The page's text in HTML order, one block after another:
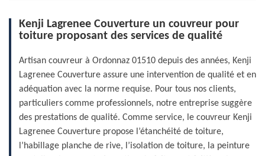
Kenji Lagrenee Couverture un couvreur pour
toiture proposant des services de qualité
Artisan couvreur à Ordonnaz 01510 depuis des années, Kenji
Lagrenee Couverture assure une intervention de qualité et en
adéquation avec la norme requise. Pour tous nos clients,
particuliers comme professionnels, notre entreprise suggère
des prestations de qualité. Comme service, le couvreur Kenji
Lagrenee Couverture propose l’étanchéité de toiture,
l’habillage planche de rive, l’isolation de toiture, la peinture